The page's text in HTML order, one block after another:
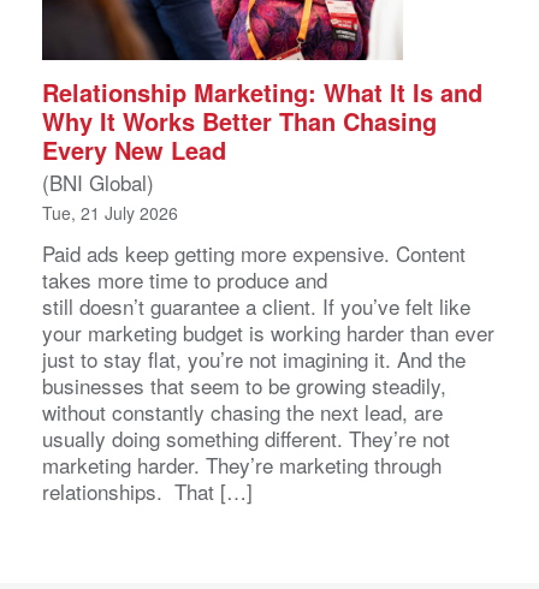
Relationship Marketing: What It Is and
Why It Works Better Than Chasing
Every New Lead
(BNI Global)
Tue, 21 July 2026
Paid ads keep getting more expensive. Content
takes more time to produce and
still doesn’t guarantee a client. If you’ve felt like
your marketing budget is working harder than ever
just to stay flat, you’re not imagining it. And the
businesses that seem to be growing steadily,
without constantly chasing the next lead, are
usually doing something different. They’re not
marketing harder. They’re marketing through
relationships. That […]